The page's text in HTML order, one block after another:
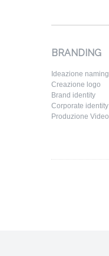
BRANDING
Ideazione naming
Creazione logo
Brand identity
Corporate identity
Produzione Video